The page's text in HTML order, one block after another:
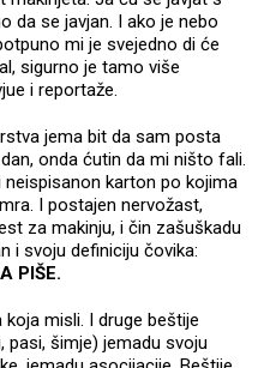
da se javjan. I ako je nebo
mi je svejedno di će
sigurno je tamo više
i reportaže.
jema bit da sam posta
onda ćutin da mi ništo fali.
karton po kojima
I postajen nervožast,
za makinju, i čin zašuškadu
i svoju definiciju čovika:
PIŠE.
koja misli. I druge beštije
pasi, šimje) jemadu svoju